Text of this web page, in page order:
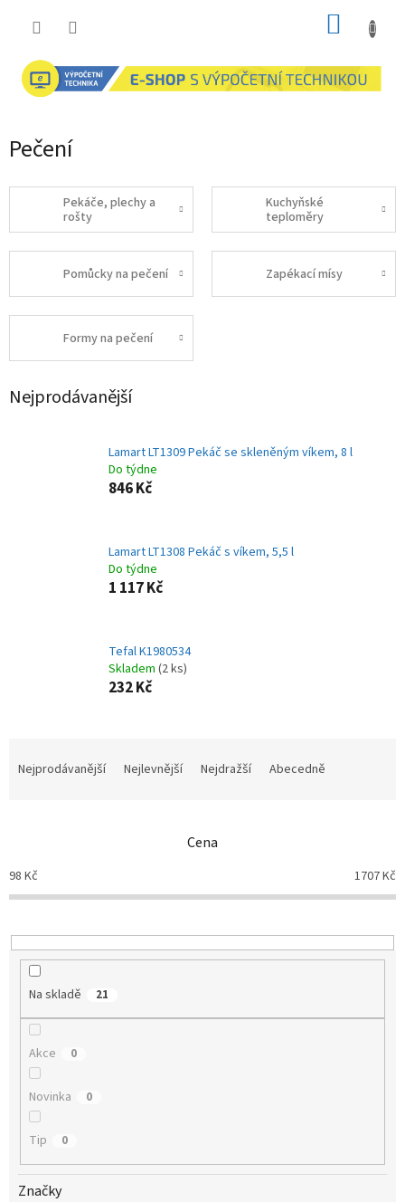
Pečení
Pekáče, plechy a
rošty
Kuchyňské
teploměry
Pomůcky na pečení Zapékací mísy
Formy na pečení
Nejprodávanější
Lamart LT1309 Pekáč se skleněným víkem, 8 l
Do týdne
846 Kč
Lamart LT1308 Pekáč s víkem, 5,5 l
Do týdne
1 117 Kč
Tefal K1980534
Skladem (2 ks)
232 Kč
p
r
o
u
Nejprodávanější Nejlevnější Nejdražší Abecedně
Cena
98 Kč 1707Kč
Na skladě 21
Akce 0
Novinka 0
Tip 0
Značky